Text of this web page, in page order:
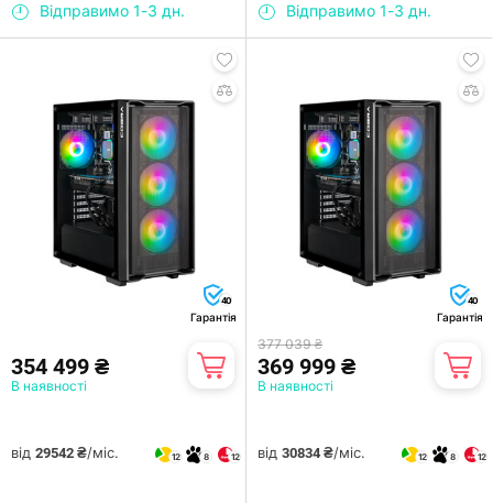
Відправимо 1-3 дн.
Відправимо 1-3 дн.
40
Гарантія
354 499 ₴
В наявності
від 29542 ₴/міс. 12 8 12
40
Гарантія
377 039 ₴
369 999 ₴
В наявності
від 30834 ₴/міс. 12 8 12